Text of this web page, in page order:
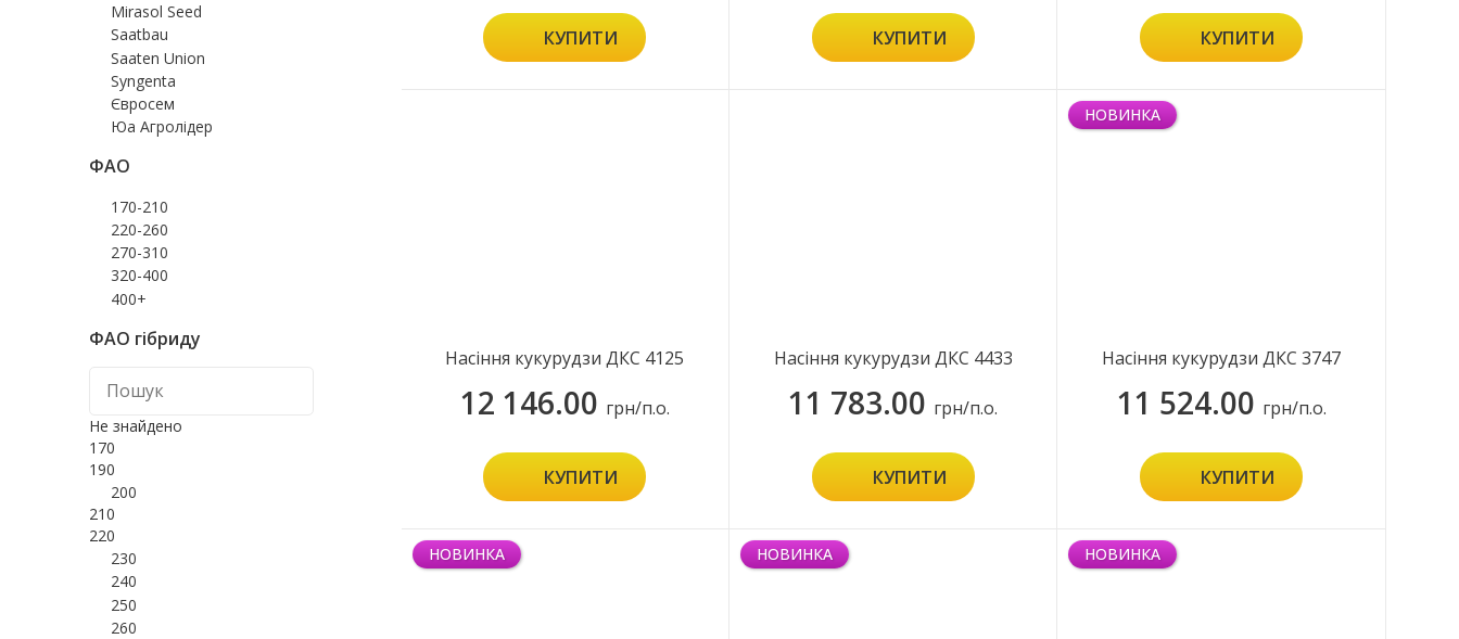
Mirasol Seed
Saatbau
Saaten Union
Syngenta
Євросем
Юа Агролідер
ФАО
170-210
220-260
270-310
320-400
400+
ФАО гібриду
Не знайдено
170
190
200
210
220
230
240
250
260
КУПИТИ КУПИТИ КУПИТИ
Насіння кукурудзи ДКС 4125
12 146.00 грн/п.о.
КУПИТИ
Насіння кукурудзи ДКС 4433
11 783.00 грн/п.о.
КУПИТИ
НОВИНКА
Насіння кукурудзи ДКС 3747
11 524.00 грн/п.о.
КУПИТИ
НОВИНКА НОВИНКА НОВИНКА